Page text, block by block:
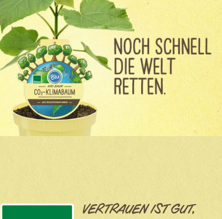
VERTRAUEN IST GUT,